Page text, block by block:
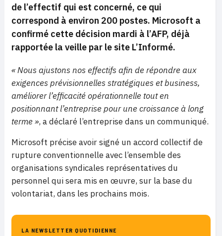
de l’effectif qui est concerné, ce qui
correspond à environ 200 postes. Microsoft a
confirmé cette décision mardi à l’AFP, déjà
rapportée la veille par le site L’Informé.
« Nous ajustons nos effectifs afin de répondre aux
exigences prévisionnelles stratégiques et business,
améliorer l’efficacité opérationnelle tout en
positionnant l’entreprise pour une croissance à long
terme », a déclaré l’entreprise dans un communiqué.
Microsoft précise avoir signé un accord collectif de
rupture conventionnelle avec l’ensemble des
organisations syndicales représentatives du
personnel qui sera mis en œuvre, sur la base du
volontariat, dans les prochains mois.
LA NEWSLETTER QUOTIDIENNE